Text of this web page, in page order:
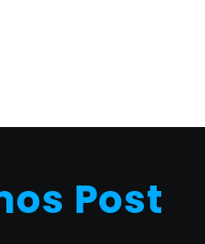
Post